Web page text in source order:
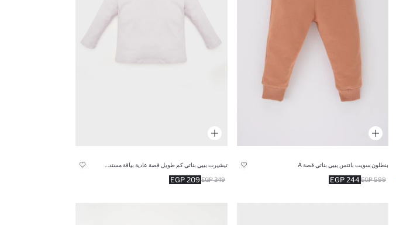
بنطلون سويت بانتس بيبي بناتي قصة A
244 EGP 599 EGP
209 EGP 349 EGP